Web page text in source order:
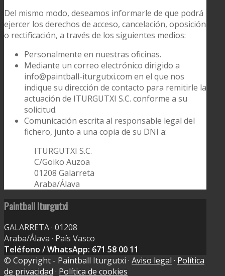
Del mismo modo, deseamos informarle de que podrá
ejercer los derechos de acceso, cancelación, oposición
o rectificación, a través de los siguientes medios:
Personalmente en nuestras oficinas.
Mediante un correo electrónico dirigido a
info@paintball-iturgutxi.com en el que nos
indique su dirección de contacto para remitirle la
actuación de ITURGUTXI S.C. conforme a su
solicitud.
Comunicación escrita al responsable legal del
fichero, junto a una copia de su DNI a:
ITURGUTXI S.C.
C/Goiko Auzoa
01208 Galarreta
Araba/Álava
Paintball Iturgutxi
GALARRETA · 01208
Araba/Álava · País Vasco
Teléfono / WhatsApp: 671 58 00 11
© Copyright - Paintball Iturgutxi · Aviso legal · Política
de privacidad · Política de cookies